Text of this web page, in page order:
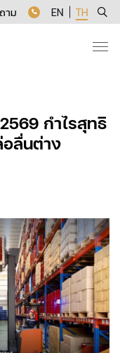
าม EN TH
กำไรสุทธิ
ลื่นต่าง